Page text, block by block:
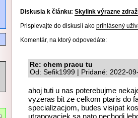
Diskusia k článku: Skylink výrazne
Prispievajte do diskusií ako prihlásený
Komentár, na ktorý odpovedáte:
Re: chem pracu tu
Od: Sefik1999 | Pridané: 2022-
ahoj tuti u nas poterebujme
vyzeras bit ze celkom ptaris do
specializacjom, budes visipat
utrapovacjek sa nato nechodi